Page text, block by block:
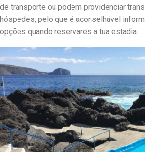
de transporte ou podem providenciar
hóspedes, pelo que é aconselhável
opções quando reservares a tua estadia.